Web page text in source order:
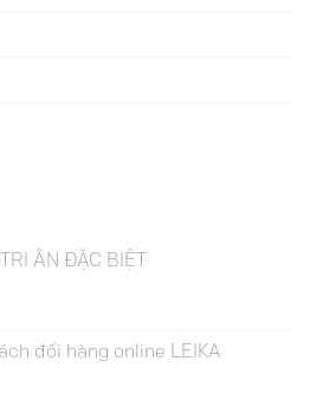
ÂN ĐẶC BIỆT
đổi hàng online LEIKA